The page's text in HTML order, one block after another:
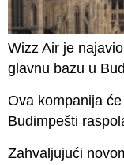
Wizz Air je
glavnu bazu u
Ova kompanija
Budimpešti
Zahvaljujući